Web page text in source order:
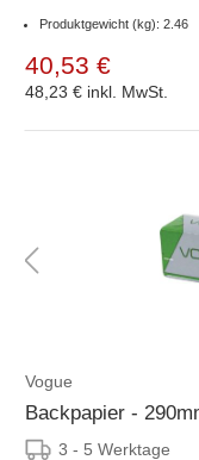
Produktgewicht (kg): 2.46
40,53 €
48,23 € inkl. MwSt.
Vogue
Backpapier -
3 - 5 Werktage